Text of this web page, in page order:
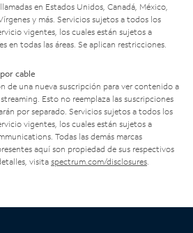
en Estados Unidos, Canadá, México,
y más. Servicios sujetos a todos los
vigentes, los cuales están sujetos a
en todas las áreas. Se aplican restricciones.
cable
de una nueva suscripción para ver contenido a
Esto no reemplaza las suscripciones
por separado. Servicios sujetos a todos los
vigentes, los cuales están sujetos a
Todas las demás marcas
aquí son propiedad de sus respectivos
visita spectrum.com/disclosures